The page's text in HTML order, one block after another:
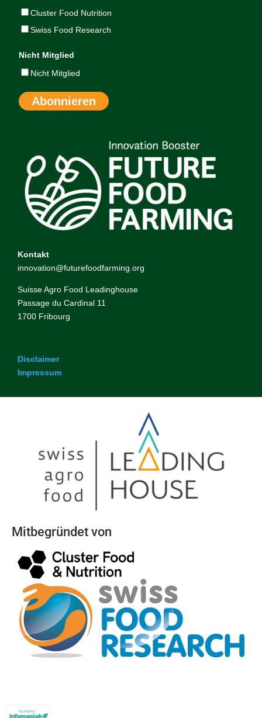
Cluster Food Nutrition
Swiss Food Research
Nicht Mitglied
Nicht Mitglied
Kontakt
innovation@futurefoodfarming.org
Suisse Agro Food Leadinghouse
Passage du Cardinal 11
1700 Fribourg
Disclaimer
Impressum
Mitbegründet von